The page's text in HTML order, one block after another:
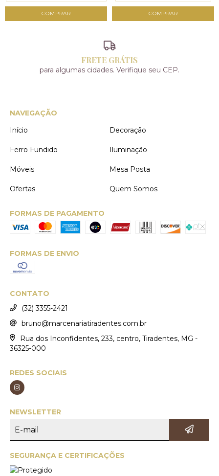
FRETE GRÁTIS
para algumas cidades. Verifique seu CEP.
NAVEGAÇÃO
Início
Decoração
Ferro Fundido Iluminação
Móveis Mesa Posta
Ofertas Quem Somos
FORMAS DE PAGAMENTO
FORMAS DE ENVIO
CONTATO
(32) 3355-2421
bruno@marcenariatiradentes.com.br
Rua dos Inconfidentes, 233, centro, Tiradentes, MG -
36325-000
REDES SOCIAIS
NEWSLETTER
SEGURANÇA E CERTIFICAÇÕES